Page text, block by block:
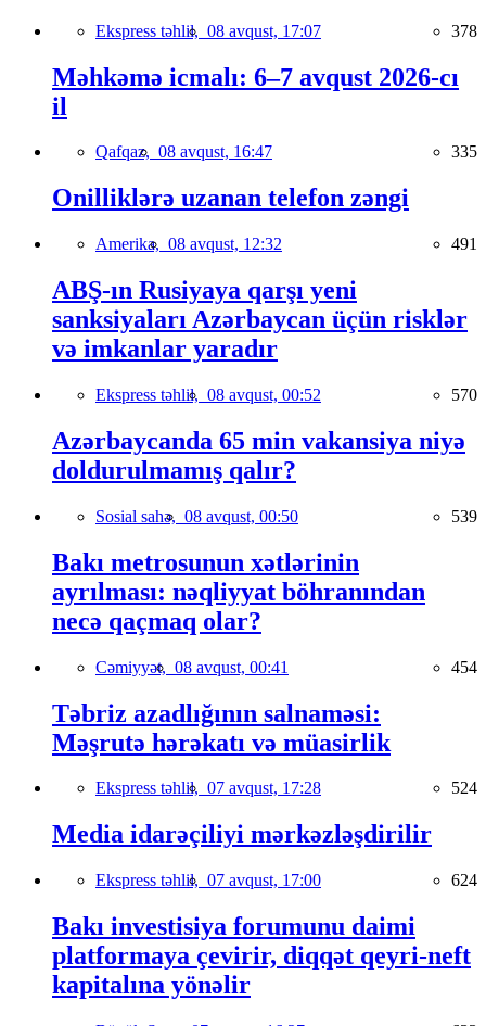
Ekspress təhlil, 08 avqust, 17:07 378
Məhkəmə icmalı: 6–7 avqust 2026-cı
il
Qafqaz, 08 avqust, 16:47 335
Onilliklərə uzanan telefon zəngi
Amerika, 08 avqust, 12:32 491
ABŞ-ın Rusiyaya qarşı yeni
sanksiyaları Azərbaycan üçün risklər
və imkanlar yaradır
Ekspress təhlil, 08 avqust, 00:52 570
Azərbaycanda 65 min vakansiya niyə
doldurulmamış qalır?
Sosial sahə, 08 avqust, 00:50 539
Bakı metrosunun xətlərinin
ayrılması: nəqliyyat böhranından
necə qaçmaq olar?
Cəmiyyət, 08 avqust, 00:41 454
Təbriz azadlığının salnaməsi:
Məşrutə hərəkatı və müasirlik
Ekspress təhlil, 07 avqust, 17:28 524
Media idarəçiliyi mərkəzləşdirilir
Ekspress təhlil, 07 avqust, 17:00 624
Bakı investisiya forumunu daimi
platformaya çevirir, diqqət qeyri-neft
kapitalına yönəlir